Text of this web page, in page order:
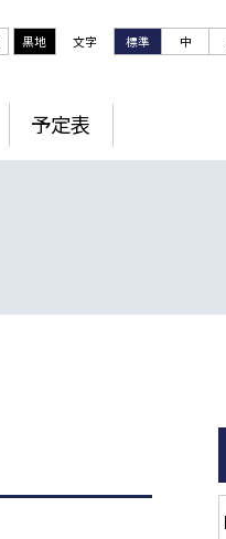
黒地 文字 標準 中
予定表